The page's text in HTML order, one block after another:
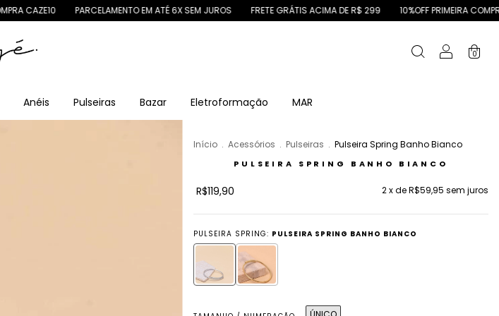
PARCELAMENTO EM ATÉ 6X SEM JUROS FRETE GRÁTIS ACIMA DE R$ 299 10%OFF PRIMEIRA COMPRA CAZE10
0
Anéis Pulseiras Bazar Eletroformação MAR
Início . Acessórios . Pulseiras . Pulseira Spring Banho Bianco
PULSEIRA SPRING BANHO BIANCO
R$119,90 2x deR$59,95 sem juros
PULSEIRA SPRING: PULSEIRA SPRING BANHO BIANCO